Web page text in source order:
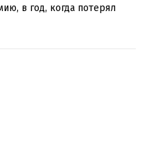
в год, когда потерял